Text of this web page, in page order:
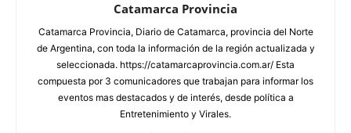
Catamarca Provincia
Catamarca Provincia, Diario de Catamarca, provincia del Norte
de Argentina, con toda la información de la región actualizada y
seleccionada. https://catamarcaprovincia.com.ar/ Esta
compuesta por 3 comunicadores que trabajan para informar los
eventos mas destacados y de interés, desde política a
Entretenimiento y Virales.